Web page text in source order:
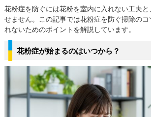
花粉症を防ぐには花粉を室内に入れない工夫
せません。この記事では花粉症を防ぐ掃除のコ
れないためのポイントを解説しています。
花粉症が始まるのはいつから？